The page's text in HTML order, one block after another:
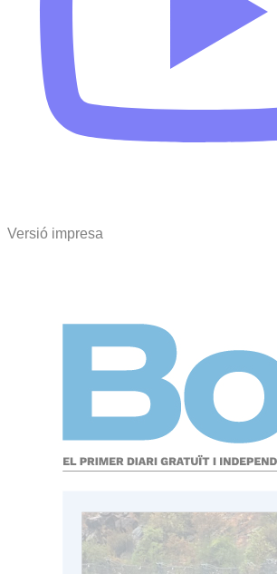
Versió impresa